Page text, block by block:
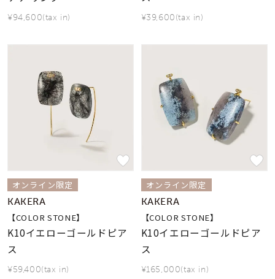
¥94,600(tax in) ¥39,600(tax in)
オンライン限定
KAKERA
【COLOR STONE】
K10イエローゴールドピア
ス
¥59,400(tax in)
オンライン限定
KAKERA
【COLOR STONE】
K10イエローゴールドピア
ス
¥165,000(tax in)